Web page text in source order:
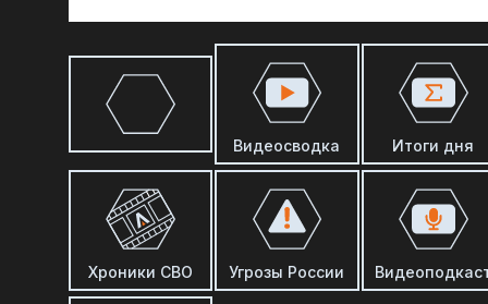
Видеосводка Итоги дня
Хроники СВО Угрозы России